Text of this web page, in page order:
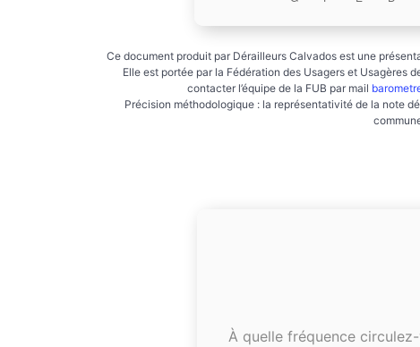
Ce document produit par Dérailleurs Calvados est une
Elle est portée par la Fédération des Usagers et Usagères
contacter l’équipe de la FUB par mail
Précision méthodologique : la représentativité de la note
À quelle fréquence